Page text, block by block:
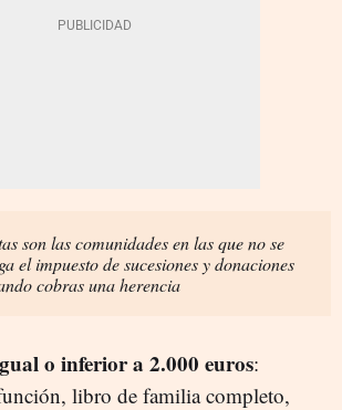
son las comunidades en las que no se
el impuesto de sucesiones y donaciones
cobras una herencia
o inferior a 2.000 euros:
libro de familia completo,